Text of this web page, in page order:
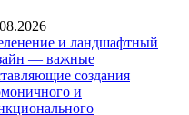
и ландшафтный
— важные
создания
и